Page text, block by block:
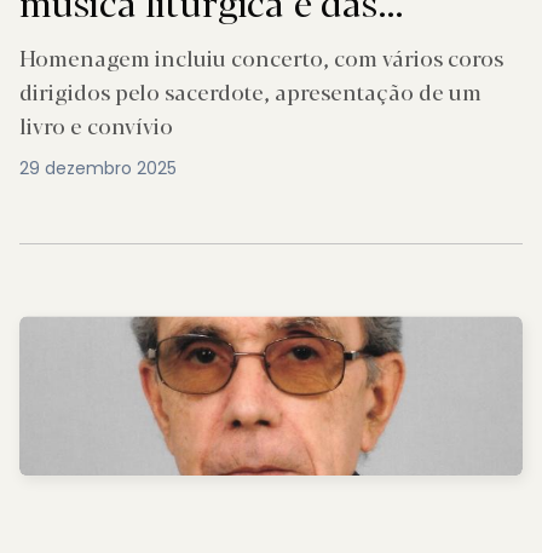
comunidades
Homenagem incluiu concerto, com vários coros
dirigidos pelo sacerdote, apresentação de um
livro e convívio
29 dezembro 2025